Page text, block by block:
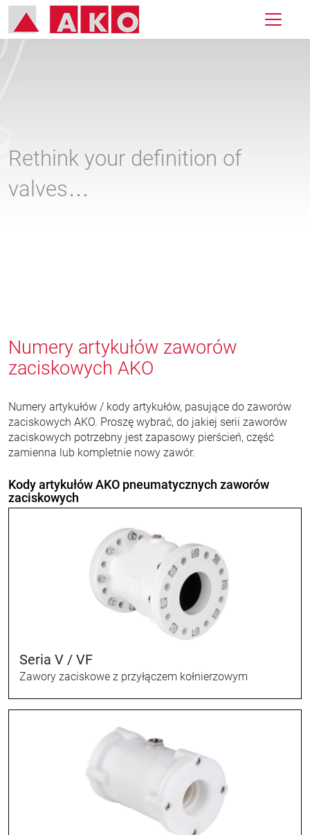
Rethink your definition of
valves…
Numery artykułów zaworów
zaciskowych AKO
Numery artykułów / kody artykułów, pasujące do zaworów
zaciskowych AKO. Proszę wybrać, do jakiej serii zaworów
zaciskowych potrzebny jest zapasowy pierścień, część
zamienna lub kompletnie nowy zawór.
Kody artykułów AKO pneumatycznych zaworów
zaciskowych
Seria V / VF
Zawory zaciskowe z przyłączem kołnierzowym